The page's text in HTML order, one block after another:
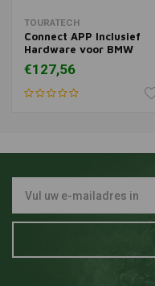
TOURATECH
Connect APP Inclusief
Hardware voor BMW
R1250GS/R1200GS
€127,56